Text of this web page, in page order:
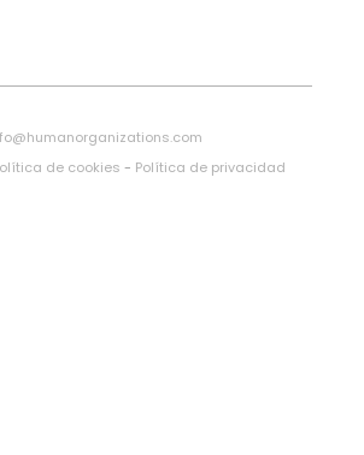
de cookies - Política de privacidad